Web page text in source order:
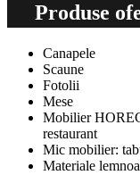
Produse
Canapele
Scaune
Fotolii
Mese
Mobilier
restaurant
Mic mobilier:
Materiale